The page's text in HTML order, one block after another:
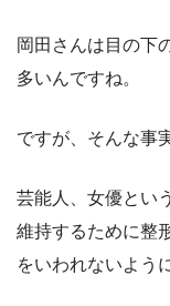
岡田さんは目の下
多いんですね。
ですが、そんな事
芸能人、女優とい
維持するために整
をいわれないよう